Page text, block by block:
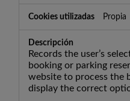
Propia
Records the user’s
booking or parking
website to process the
display the correct